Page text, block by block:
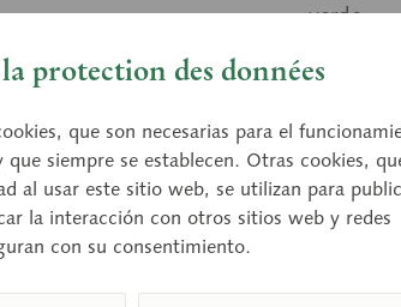
verde.
Tiempo
protection des données
que son necesarias para el
siempre se establecen. Otras cookies,
al usar este sitio web, se utilizan para
la interacción con otros sitios web y redes
con su consentimiento.